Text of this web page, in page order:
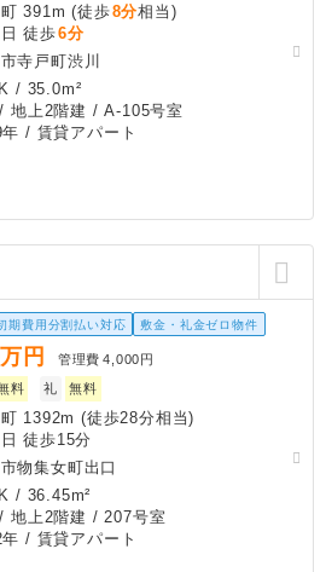
391m (徒歩8分相当)
徒歩6分
寺戸町渋川
/ 35.0m²
地上2階建 / A-105号室
/ 賃貸アパート
期費用分割払い対応 敷金・礼金ゼロ物件
万円 管理費 4,000円
料 礼 無料
1392m (徒歩28分相当)
徒歩15分
物集女町出口
/ 36.45m²
地上2階建 / 207号室
/ 賃貸アパート